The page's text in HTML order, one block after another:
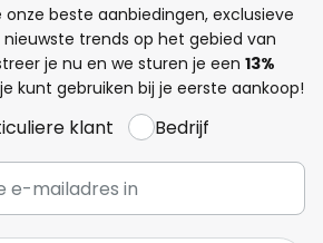
beste aanbiedingen, exclusieve
trends op het gebied van
je nu en we sturen je een 13%
kunt gebruiken bij je eerste aankoop!
klant Bedrijf